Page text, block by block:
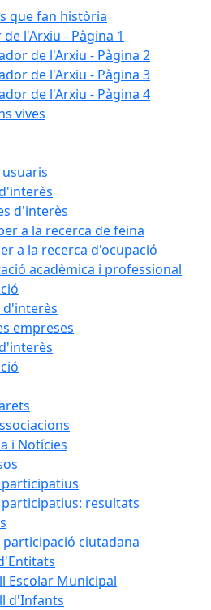
que fan història
l'Arxiu - Pàgina 1
de l'Arxiu - Pàgina 2
de l'Arxiu - Pàgina 3
de l'Arxiu - Pàgina 4
vives
usuaris
d'interès
a la recerca de feina
a la recerca d'ocupació
acadèmica i professional
d'interès
empreses
i Notícies
participatius: resultats
participació ciutadana
Escolar Municipal
d'Infants